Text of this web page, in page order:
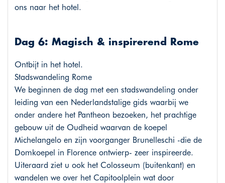
ons naar het hotel.
Dag 6: Magisch & inspirerend Rome
Ontbijt in het hotel.
Stadswandeling Rome
We beginnen de dag met een stadswandeling onder
leiding van een Nederlandstalige gids waarbij we
onder andere het Pantheon bezoeken, het prachtige
gebouw uit de Oudheid waarvan de koepel
Michelangelo en zijn voorganger Brunelleschi -die de
Domkoepel in Florence ontwierp- zeer inspireerde.
Uiteraard ziet u ook het Colosseum (buitenkant) en
wandelen we over het Capitoolplein wat door